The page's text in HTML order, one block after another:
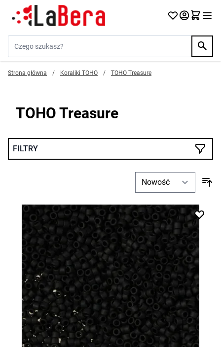
Przejdź do treści
Strona główna / Koraliki TOHO / TOHO Treasure
TOHO Treasure
FILTRY